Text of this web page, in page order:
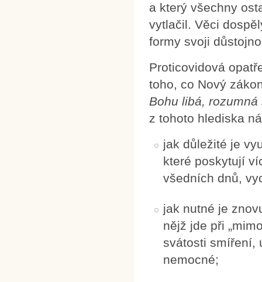
a který všechny
vytlačil. Věci
formy svoji
Proticovidová
toho, co Nový
Bohu libá, rozumná
z tohoto hlediska
jak důležité je
které poskytují
všedních dnů,
jak nutné je
nějž jde při
svátosti smíření,
nemocné;